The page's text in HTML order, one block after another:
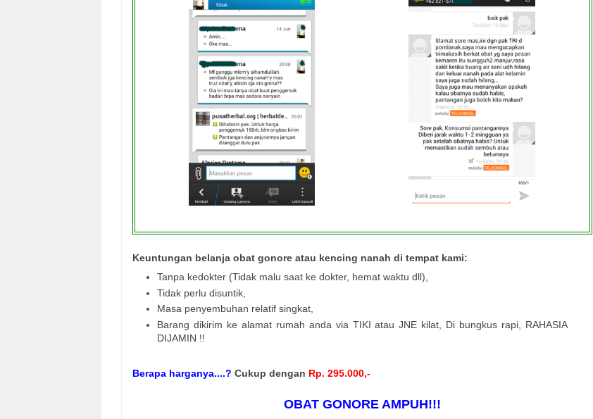
Keuntungan belanja obat gonore atau kencing nanah di tempat kami:
Tanpa kedokter (Tidak malu saat ke dokter, hemat waktu dll),
Tidak perlu disuntik,
Masa penyembuhan relatif singkat,
Barang dikirim ke alamat rumah anda via TIKI atau JNE kilat, Di bungkus rapi, RAHASIA
DIJAMIN !!
Berapa harganya....? Cukup dengan Rp. 295.000,-
OBAT GONORE AMPUH!!!